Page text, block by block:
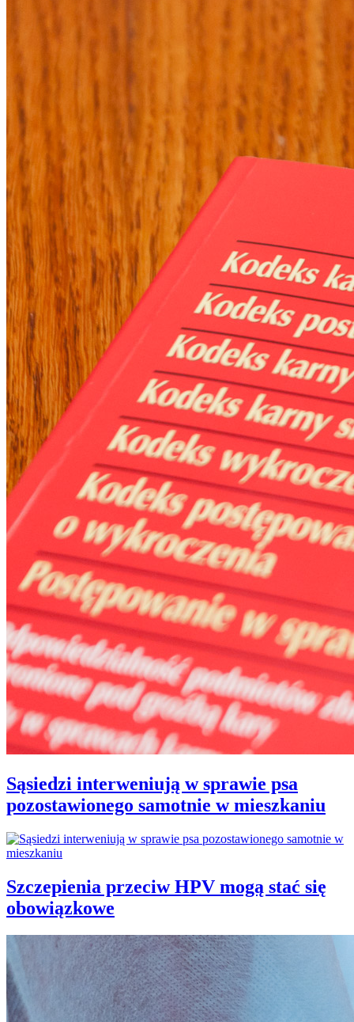
Sąsiedzi interweniują w sprawie psa
pozostawionego samotnie w mieszkaniu
Szczepienia przeciw HPV mogą stać się
obowiązkowe